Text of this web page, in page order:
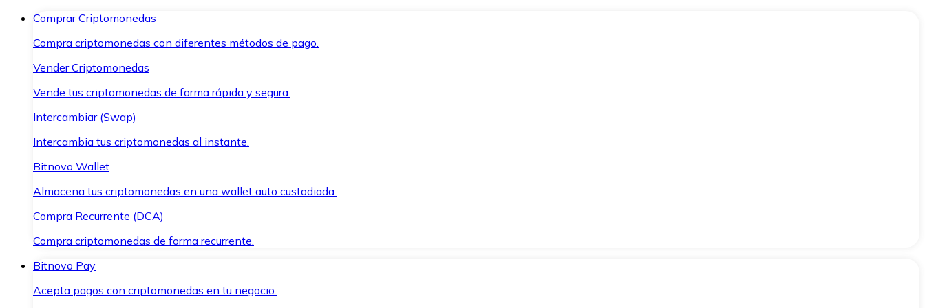
Comprar Criptomonedas
Compra criptomonedas con diferentes métodos de pago.
Vender Criptomonedas
Vende tus criptomonedas de forma rápida y segura.
Intercambiar (Swap)
Intercambia tus criptomonedas al instante.
Bitnovo Wallet
Almacena tus criptomonedas en una wallet auto custodiada.
Compra Recurrente (DCA)
Compra criptomonedas de forma recurrente.
Bitnovo Pay
Acepta pagos con criptomonedas en tu negocio.